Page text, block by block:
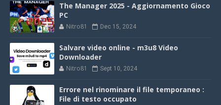
The Manager 2025 - Aggiornamento Gioco
PC
Nitro81 Dec 15, 2024
Salvare video online - m3u8 Video
Downloader
Nitro81 Sept 10, 2024
Errore nel rinominare il file temporaneo :
File di testo occupato